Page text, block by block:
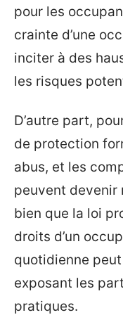
pour les
crainte d’une
inciter à des
les risques
D’autre part,
de protection
abus, et les
peuvent devenir
bien que la loi
droits d’un
quotidienne
exposant les
pratiques.